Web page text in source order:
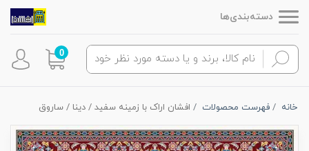
دسته‌بندی‌ها
0
خانه فهرست محصولات افشان اراک با زمینه سفید / دینا / ساروق